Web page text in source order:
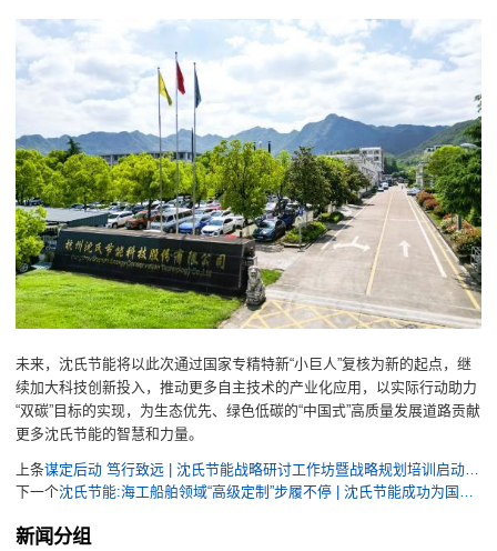
未来，沈氏节能将以此次通过国家专精特新“小巨人”复核为新的起点，继
续加大科技创新投入，推动更多自主技术的产业化应用，以实际行动助力
“双碳”目标的实现，为生态优先、绿色低碳的“中国式”高质量发展道路贡献
更多沈氏节能的智慧和力量。
上条
谋定后动 笃行致远 | 沈氏节能战略研讨工作坊暨战略规划培训启动会召开
下一个
沈氏节能:海工船舶领域“高级定制”步履不停 | 沈氏节能成功为国内第二大海洋油气平台交付高效热管理解决方案
新闻分组